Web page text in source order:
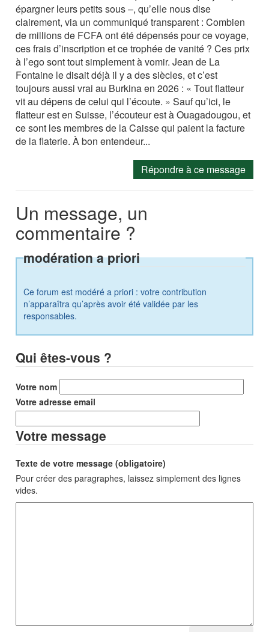
épargner leurs petits sous –, qu’elle nous dise
clairement, via un communiqué transparent : Combien
de millions de FCFA ont été dépensés pour ce voyage,
ces frais d’inscription et ce trophée de vanité ? Ces prix
à l’ego sont tout simplement à vomir. Jean de La
Fontaine le disait déjà il y a des siècles, et c’est
toujours aussi vrai au Burkina en 2026 : « Tout flatteur
vit au dépens de celui qui l’écoute. » Sauf qu’ici, le
flatteur est en Suisse, l’écouteur est à Ouagadougou, et
ce sont les membres de la Caisse qui paient la facture
de la flaterie. À bon entendeur...
Répondre à ce message
Un message, un
commentaire ?
modération a priori
Ce forum est modéré a priori : votre contribution
n’apparaîtra qu’après avoir été validée par les
responsables.
Qui êtes-vous ?
Votre nom
Votre adresse email
Votre message
Texte de votre message (obligatoire)
Pour créer des paragraphes, laissez simplement des lignes
vides.